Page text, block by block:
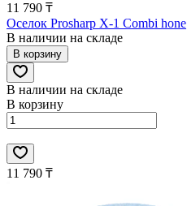
11 790 ₸
Оселок Prosharp X-1 Combi hone
В наличии на складе
В корзину
В наличии на складе
В корзину
11 790 ₸